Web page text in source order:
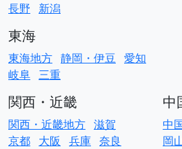
長野
新潟
東海
東海地方 静岡・伊豆 愛知
岐阜 三重
関西・近畿
関西・近畿地方 滋賀
京都 大阪 兵庫 奈良
中
中
岡